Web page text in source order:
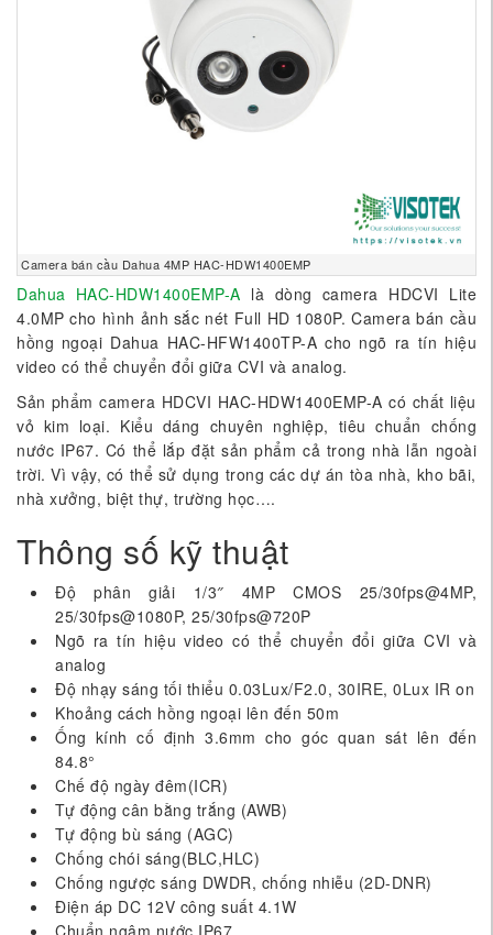
Camera bán cầu Dahua 4MP HAC-HDW1400EMP
Dahua HAC-HDW1400EMP-A là dòng camera HDCVI Lite
4.0MP cho hình ảnh sắc nét Full HD 1080P. Camera bán cầu
hồng ngoại Dahua HAC-HFW1400TP-A cho ngõ ra tín hiệu
video có thể chuyển đổi giữa CVI và analog.
Sản phẩm camera HDCVI HAC-HDW1400EMP-A có chất liệu
vỏ kim loại. Kiểu dáng chuyên nghiệp, tiêu chuẩn chống
nước IP67. Có thể lắp đặt sản phẩm cả trong nhà lẫn ngoài
trời. Vì vậy, có thể sử dụng trong các dự án tòa nhà, kho bãi,
nhà xưởng, biệt thự, trường học….
Thông số kỹ thuật
Độ phân giải 1/3″ 4MP CMOS 25/30fps@4MP,
25/30fps@1080P, 25/30fps@720P
Ngõ ra tín hiệu video có thể chuyển đổi giữa CVI và
analog
Độ nhạy sáng tối thiểu 0.03Lux/F2.0, 30IRE, 0Lux IR on
Khoảng cách hồng ngoại lên đến 50m
Ống kính cố định 3.6mm cho góc quan sát lên đến
84.8°
Chế độ ngày đêm(ICR)
Tự động cân bằng trắng (AWB)
Tự động bù sáng (AGC)
Chống chói sáng(BLC,HLC)
Chống ngược sáng DWDR, chống nhiễu (2D-DNR)
Điện áp DC 12V công suất 4.1W
Chuẩn ngâm nước IP67